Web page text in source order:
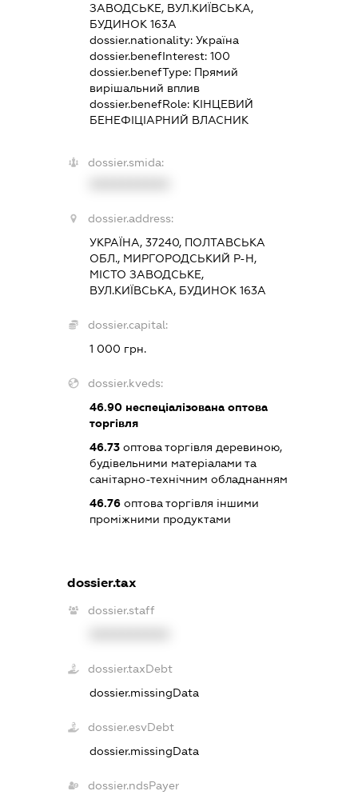
ЗАВОДСЬКЕ, ВУЛ.КИЇВСЬКА,
БУДИНОК 163А
dossier.nationality:Україна
dossier.benefInterest:100
dossier.benefType: Прямий
вирішальний вплив
dossier.benefRole: КІНЦЕВИЙ
БЕНЕФІЦІАРНИЙ ВЛАСНИК
dossier.smida:
dossier.address:
УКРАЇНА, 37240, ПОЛТАВСЬКА
ОБЛ., МИРГОРОДСЬКИЙ Р-Н,
МІСТО ЗАВОДСЬКЕ,
ВУЛ.КИЇВСЬКА, БУДИНОК 163А
dossier.capital:
1 000 грн.
dossier.kveds:
46.90 неспеціалізована оптова
торгівля
46.73 оптова торгівля деревиною,
будівельними матеріалами та
санітарно-технічним обладнанням
46.76 оптова торгівля іншими
проміжними продуктами
dossier.tax
dossier.staff
dossier.taxDebt
dossier.missingData
dossier.esvDebt
dossier.missingData
dossier.ndsPayer